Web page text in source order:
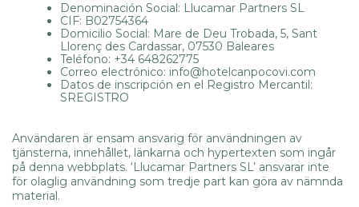
Denominación Social: Llucamar Partners SL
CIF: B02754364
Domicilio Social: Mare de Deu Trobada, 5, Sant
Llorenç des Cardassar, 07530 Baleares
Teléfono: +34 648262775
Correo electrónico: info@hotelcanpocovi.com
Datos de inscripción en el Registro Mercantil:
SREGISTRO
Användaren är ensam ansvarig för användningen av
tjänsterna, innehållet, länkarna och hypertexten som ingår
på denna webbplats. ‘Llucamar Partners SL’ ansvarar inte
för olaglig användning som tredje part kan göra av nämnda
material.